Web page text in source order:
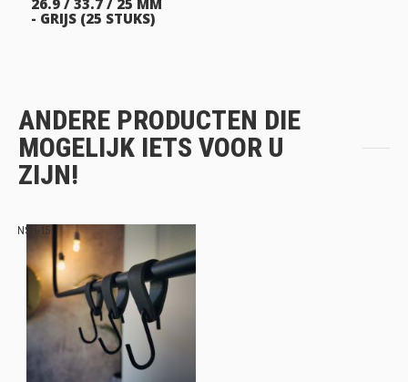
26.9 / 33.7 / 25 MM
- GRIJS (25 STUKS)
ANDERE PRODUCTEN DIE
MOGELIJK IETS VOOR U
ZIJN!
NSH-15